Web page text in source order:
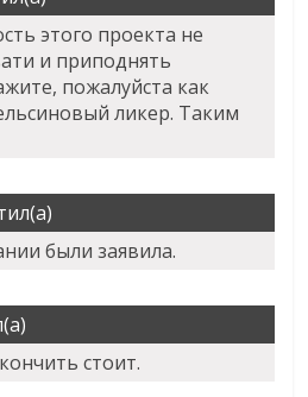
этого проекта не
и приподнять
пожалуйста как
ликер. Таким
были заявила.
стоит.